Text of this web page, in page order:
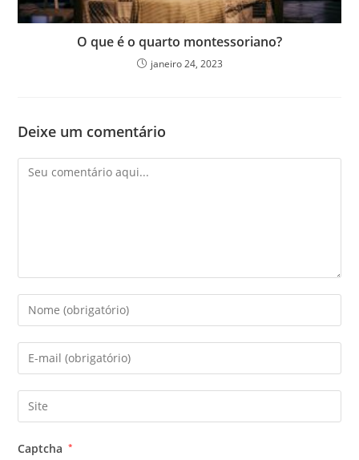
O que é o quarto montessoriano?
janeiro 24, 2023
Deixe um comentário
Comentário
Digite
seu
nome
ou
de
usuário
para
Digite
seu
endereço
de
mail
Digite
o
Captcha *